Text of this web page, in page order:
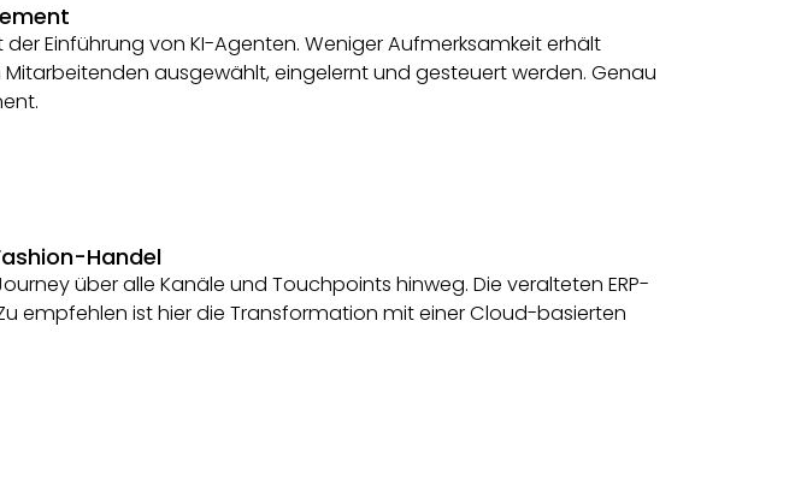
Einführung von KI-Agenten. Weniger Aufmerksamkeit erhält
ausgewählt, eingelernt und gesteuert werden. Genau
Handel
über alle Kanäle und Touchpoints hinweg. Die veralteten ERP-
empfehlen ist hier die Transformation mit einer Cloud-basierten